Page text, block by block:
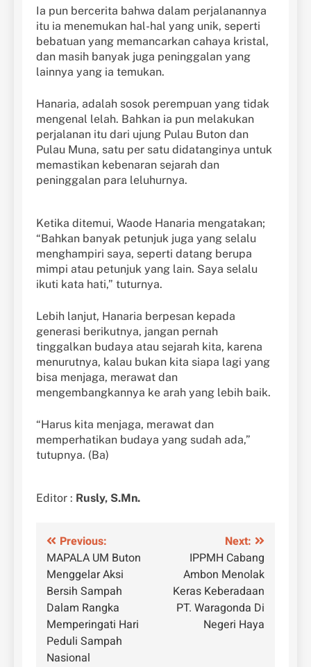
Ia pun bercerita bahwa dalam perjalanannya
itu ia menemukan hal-hal yang unik, seperti
bebatuan yang memancarkan cahaya kristal,
dan masih banyak juga peninggalan yang
lainnya yang ia temukan.
Hanaria, adalah sosok perempuan yang tidak
mengenal lelah. Bahkan ia pun melakukan
perjalanan itu dari ujung Pulau Buton dan
Pulau Muna, satu per satu didatanginya untuk
memastikan kebenaran sejarah dan
peninggalan para leluhurnya.
Ketika ditemui, Waode Hanaria mengatakan;
“Bahkan banyak petunjuk juga yang selalu
menghampiri saya, seperti datang berupa
mimpi atau petunjuk yang lain. Saya selalu
ikuti kata hati,” tuturnya.
Lebih lanjut, Hanaria berpesan kepada
generasi berikutnya, jangan pernah
tinggalkan budaya atau sejarah kita, karena
menurutnya, kalau bukan kita siapa lagi yang
bisa menjaga, merawat dan
mengembangkannya ke arah yang lebih baik.
“Harus kita menjaga, merawat dan
memperhatikan budaya yang sudah ada,”
tutupnya. (Ba)
Editor : Rusly, S.Mn.
Navigasi
pos
Previous:
MAPALA UM Buton
Menggelar Aksi
Bersih Sampah
Dalam Rangka
Memperingati Hari
Peduli Sampah
Nasional
Next:
IPPMH Cabang
Ambon Menolak
Keras Keberadaan
PT. Waragonda Di
Negeri Haya